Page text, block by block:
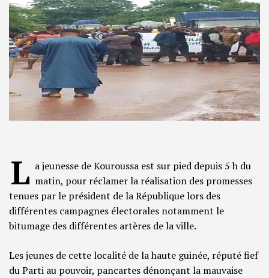
L a jeunesse de Kouroussa est sur pied depuis 5 h du
matin, pour réclamer la réalisation des promesses
tenues par le président de la République lors des
différentes campagnes électorales notamment le
bitumage des différentes artères de la ville.
Les jeunes de cette localité de la haute guinée, réputé fief
du Parti au pouvoir, pancartes dénonçant la mauvaise